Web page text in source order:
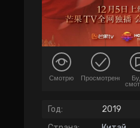
Смотрю Просмотрено
Год:
2019